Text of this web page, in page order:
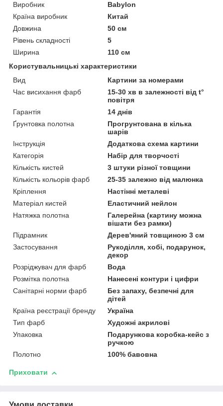
Виробник
Babylon
Країна виробник
Китай
Довжина
50 см
Рівень складності
5
Ширина
110 см
Користувальницькі характеристики
Вид
Картини за номерами
Час висихання фарб
15-30 хв в залежності від t°
повітря
Гарантія
14 днів
Ґрунтовка полотна
Прогрунтована в кілька
шарів
Інструкція
Додаткова схема картини
Категорія
Набір для творчості
Кількість кистей
3 штуки різної товщини
Кількість кольорів фарб
25-35 залежно від малюнка
Кріплення
Настінні металеві
Матеріал кистей
Еластичний нейлон
Натяжка полотна
Галерейна (картину можна
вішати без рамки)
Підрамник
Дерев'яний товщиною 3 см
Застосування
Рукоділля, хобі, подарунок,
декор
Розріджувач для фарб
Вода
Розмітка полотна
Нанесені контури і цифри
Санітарні норми фарб
Без запаху, безпечні для
дітей
Країна реєстрації бренду
Україна
Тип фарб
Художні акрилові
Упаковка
Подарункова коробка-кейс з
ручкою
Полотно
100% бавовна
Приховати